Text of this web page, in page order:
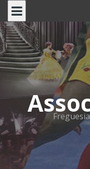
Skip
content